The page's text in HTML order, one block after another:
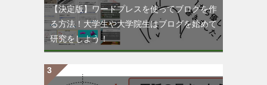
【決定版】ワードプレスを使ってブログを作
る方法！大学生や大学院生はブログを始めて
研究をしよう！